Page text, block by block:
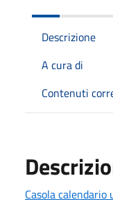
Descrizione
A cura di
Contenuti
Casola